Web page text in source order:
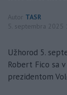
Autor TASR
5. septembra 2025
Užhorod 5.
Robert Fico sa
prezidentom